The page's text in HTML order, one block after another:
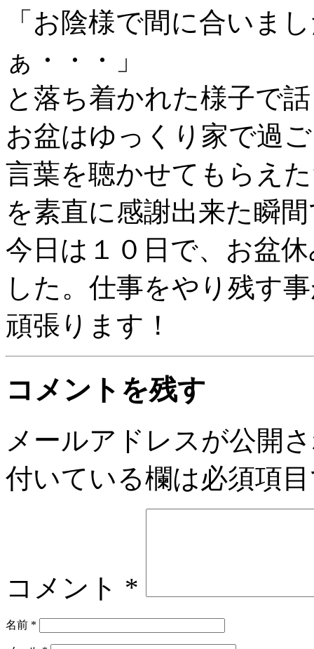
「お陰様で間に合いま
ぁ・・・」
と落ち着かれた様子で
お盆はゆっくり家で過
言葉を聴かせてもらえ
を素直に感謝出来た瞬
今日は１０日で、お盆
した。仕事をやり残す
頑張ります！
コメントを残す
メールアドレスが公開
付いている欄は必須項
コメント *
名前 *